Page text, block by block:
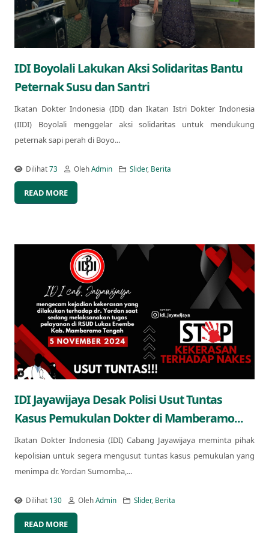
IDI Boyolali Lakukan Aksi Solidaritas Bantu
Peternak Susu dan Santri
Ikatan Dokter Indonesia (IDI) dan Ikatan Istri Dokter Indonesia
(IIDI) Boyolali menggelar aksi solidaritas untuk mendukung
peternak sapi perah di Boyo...
Dilihat73 OlehAdmin Slider, Berita
READ MORE
IDI Jayawijaya Desak Polisi Usut Tuntas
Kasus Pemukulan Dokter di Mamberamo...
Ikatan Dokter Indonesia (IDI) Cabang Jayawijaya meminta pihak
kepolisian untuk segera mengusut tuntas kasus pemukulan yang
menimpa dr. Yordan Sumomba,...
Dilihat 130 OlehAdmin Slider, Berita
READ MORE